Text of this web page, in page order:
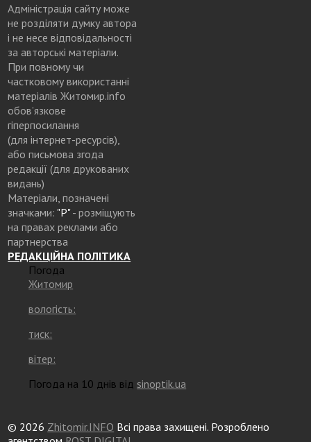
Адміністрація сайту може
не розділяти думку автора
і не несе відповідальності
за авторські матеріали.
При повному чи
частковому використанні
матеріалів Житомир.info
обов’язкове
гіперпосилання
(для інтернет-ресурсів),
або письмова згода
редакції (для друкованих
видань)
Матеріали, позначені
значками: "Р"- розміщують
на правах реклами або
партнерства
РЕДАКЦІЙНА ПОЛІТИКА
Погода
Житомир
вологість:
тиск:
вітер:
Погода на 10 днів від sinoptik.ua
© 2026 Zhitomir.INFO Всі права захищені. Розроблено